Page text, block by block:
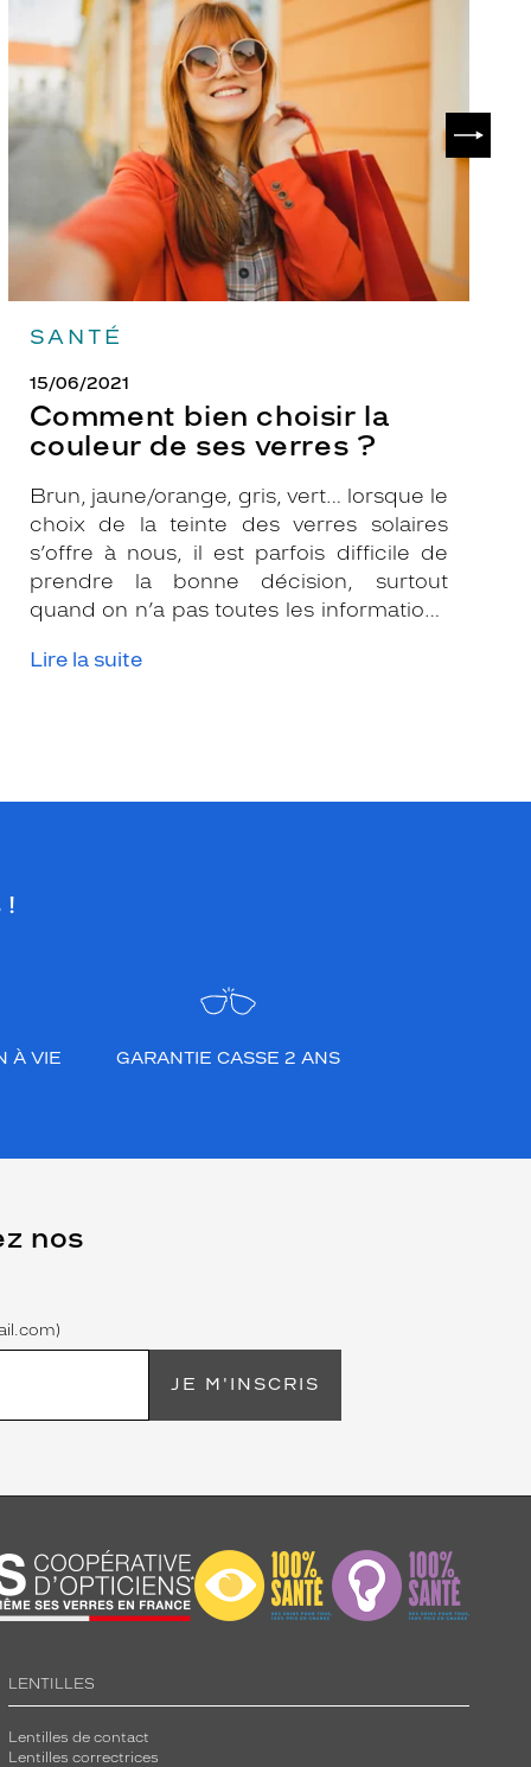
SANTÉ
15/06/2021
Comment bien choisir la
couleur de ses verres ?
Brun, jaune/orange, gris, vert… lorsque le
choix de la teinte des verres solaires
s’offre à nous, il est parfois difficile de
prendre la bonne décision, surtout
quand on n’a pas toutes les informations
pour vous conseiller et apporter leur
Lire la suite
choisir
la
couleur
de
verres
!
À VIE GARANTIE CASSE 2 ANS
nos
JE M'INSCRIS
LENTILLES
Lentilles de contact
Lentilles correctrices